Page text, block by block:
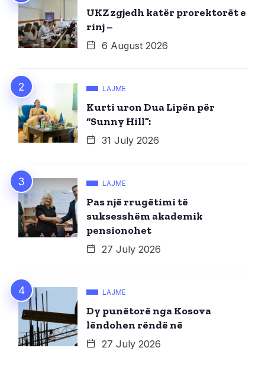
UKZ zgjedh katër prorektorët e
rinj –
6 August 2026
LAJME
Kurti uron Dua Lipën për
“Sunny Hill”:
31 July 2026
LAJME
Pas një rrugëtimi të
suksesshëm akademik
pensionohet
27 July 2026
LAJME
Dy punëtorë nga Kosova
lëndohen rëndë në
27 July 2026